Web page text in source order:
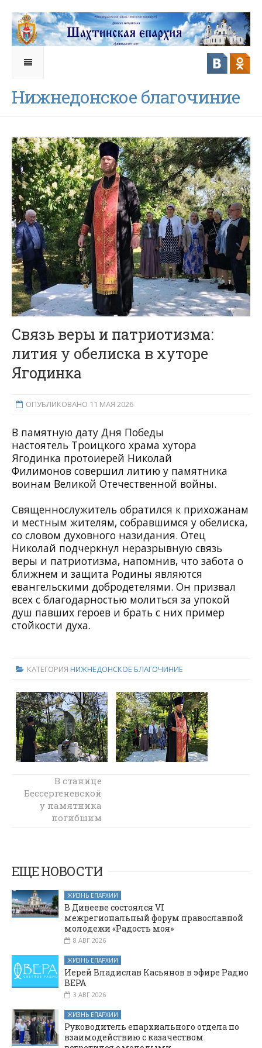
Нижнедонское благочиние
Связь веры и патриотизма:
лития у обелиска в хуторе
Ягодинка
ОПУБЛИКОВАНО 11 МАЯ 2026
В памятную дату Дня Победы
настоятель Троицкого храма хутора
Ягодинка протоиерей Николай
Филимонов совершил литию у памятника
воинам Великой Отечественной войны.
Священнослужитель обратился к прихожанам
и местным жителям, собравшимся у обелиска,
со словом духовного назидания. Отец
Николай подчеркнул неразрывную связь
веры и патриотизма, напомнив, что забота о
ближнем и защита Родины являются
евангельскими добродетелями. Он призвал
всех с благодарностью молиться за упокой
душ павших героев и брать с них пример
стойкости духа.
КАТЕГОРИЯ НИЖНЕДОНСКОЕ БЛАГОЧИНИЕ
В поселке
Новозарянский
настоятель
храма совершил
В станице
Бессергеневской
у памятника
погибшим
митинг,
посвященный
великому
подвигу нашего
народа
ЕЩЕ НОВОСТИ
ЖИЗНЬ ЕПАРХИИ
В Дивееве состоялся VI
межрегиональный форум православной
молодежи «Радость моя»
8 АВГ 2026
ЖИЗНЬ ЕПАРХИИ
Иерей Владислав Касьянов в эфире Радио
ВЕРА
3 АВГ 2026
ЖИЗНЬ ЕПАРХИИ
Руководитель епархиального отдела по
взаимодействию с казачеством